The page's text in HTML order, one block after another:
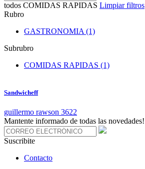
todos COMIDAS RAPIDAS Limpiar filtros
Rubro
GASTRONOMIA (1)
Subrubro
COMIDAS RAPIDAS (1)
Sandwicheff
guillermo rawson 3622
Mantente informado de todas las novedades!
Suscribite
Contacto